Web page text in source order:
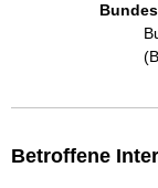
Betroffene